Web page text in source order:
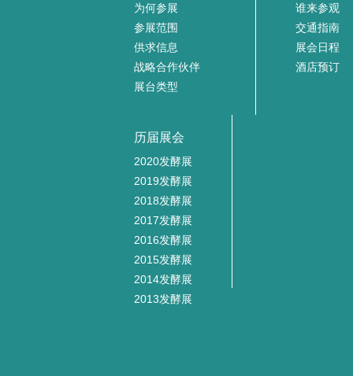
为何参展
参展范围
供求信息
战略合作伙伴
展台类型
谁来参观
交通指南
展会日程
酒店预订
历届展会
2020发酵展
2019发酵展
2018发酵展
2017发酵展
2016发酵展
2015发酵展
2014发酵展
2013发酵展